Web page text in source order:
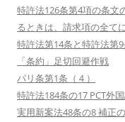
特許法126条第4項の条
るときは、請求項の全て
特許法第14条と特許法第
「条約」足切回避作戦
パリ条第1条（４）
特許法184条の17 PCT外
実用新案法48条の8 補正